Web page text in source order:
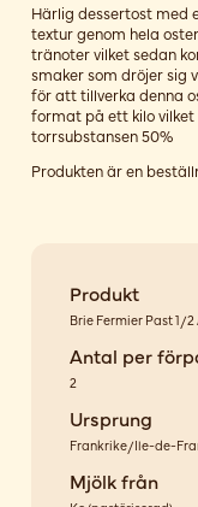
Härlig dessertost med
textur genom hela
tränoter vilket sedan
smaker som dröjer sig
för att tillverka denna
format på ett kilo
torrsubstansen 50%
Produkten är en
Produkt
Brie Fermier Past 1/2
Antal per
2
Ursprung
Frankrike/Ile-de-
Mjölk från